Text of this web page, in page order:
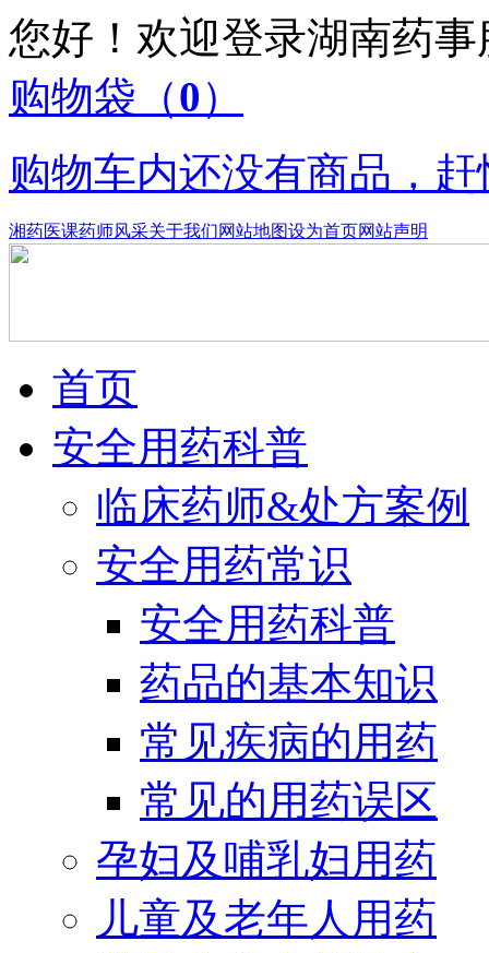
您好！欢迎登录湖南药
购物袋 （0）
购物车内还没有商品，
湘药医课药师风采关于我们网站地图设为首页网站声明
首页
安全用药科普
临床药师&处方案例
安全用药常识
安全用药科普
药品的基本知识
常见疾病的用药
常见的用药误区
孕妇及哺乳妇用药
儿童及老年人用药